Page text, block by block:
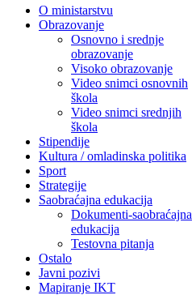
O ministarstvu
Obrazovanje
Osnovno i srednje
obrazovanje
Visoko obrazovanje
Video snimci osnovnih
škola
Video snimci srednjih
škola
Stipendije
Kultura / omladinska politika
Sport
Strategije
Saobraćajna edukacija
Dokumenti-saobraćajna
edukacija
Testovna pitanja
Ostalo
Javni pozivi
Mapiranje IKT